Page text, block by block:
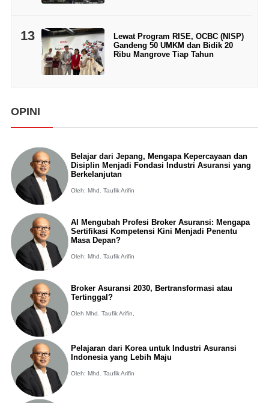
13
Lewat Program RISE, OCBC (NISP)
Gandeng 50 UMKM dan Bidik 20
Ribu Mangrove Tiap Tahun
OPINI
Belajar dari Jepang, Mengapa Kepercayaan dan
Disiplin Menjadi Fondasi Industri Asuransi yang
Berkelanjutan
Oleh: Mhd. Taufik Arifin
AI Mengubah Profesi Broker Asuransi: Mengapa
Sertifikasi Kompetensi Kini Menjadi Penentu
Masa Depan?
Oleh: Mhd. Taufik Arifin
Broker Asuransi 2030, Bertransformasi atau
Tertinggal?
Oleh Mhd. Taufik Arifin,
Pelajaran dari Korea untuk Industri Asuransi
Indonesia yang Lebih Maju
Oleh: Mhd. Taufik Arifin